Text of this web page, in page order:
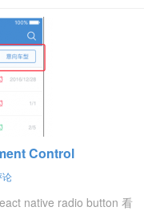
Control
论
native radio button 看